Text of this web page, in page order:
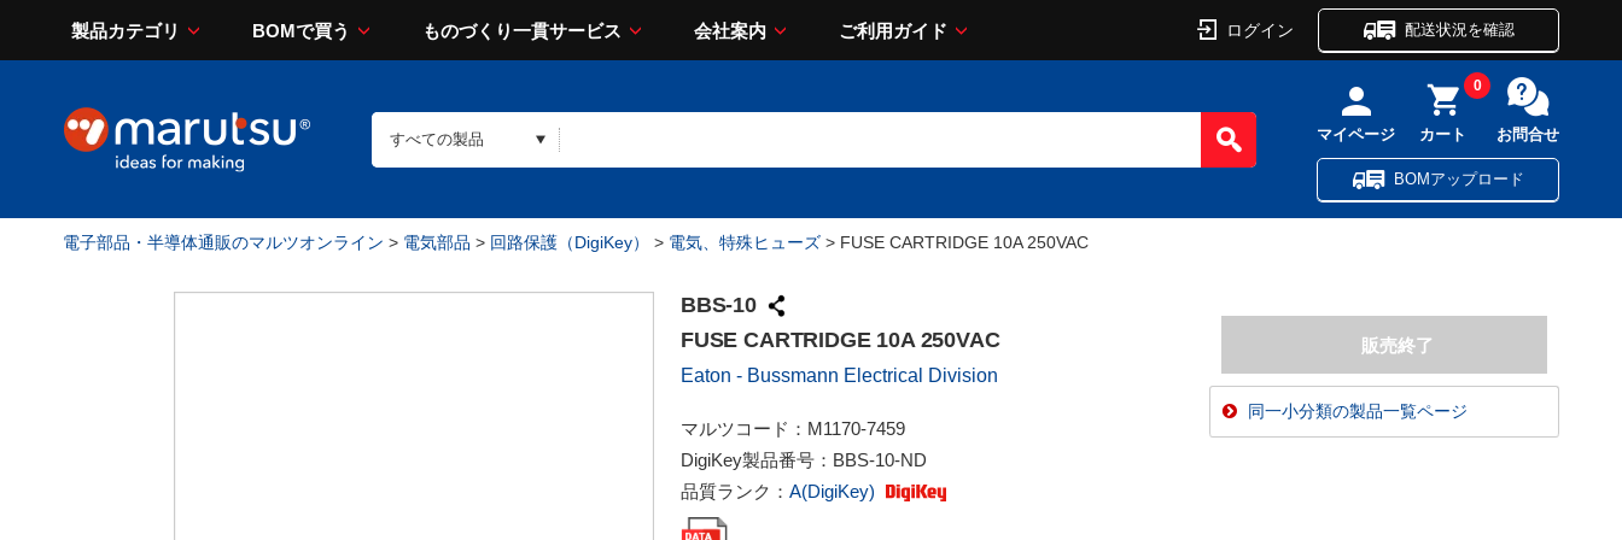
製品カテゴリ BOMで買う ものづくり一貫サービス 会社案内 ご利用ガイド ログイン 配送状況を確認
マイページ カート
0
お問合せ
BOMアップロード
電子部品・半導体通販のマルツオンライン > 電気部品 > 回路保護（DigiKey） > 電気、特殊ヒューズ > FUSE CARTRIDGE 10A 250VAC
BBS-10
FUSE CARTRIDGE 10A 250VAC
Eaton - Bussmann Electrical Division
マルツコード： M1170-7459
DigiKey製品番号： BBS-10-ND
品質ランク： A(DigiKey)
同一小分類の製品一覧ページ